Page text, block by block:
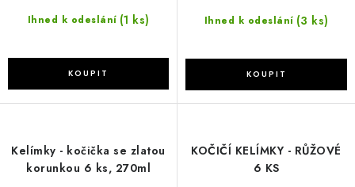
Ihned k odeslání (1 ks) Ihned k odeslání (3 ks)
Kelímky - kočička se zlatou
korunkou 6 ks, 270ml
KOČIČÍ KELÍMKY - RŮŽOVÉ
6 KS